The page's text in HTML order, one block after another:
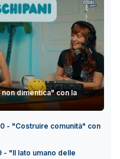
dimentica" con la
- "Costruire comunità" con
- "Il lato umano delle